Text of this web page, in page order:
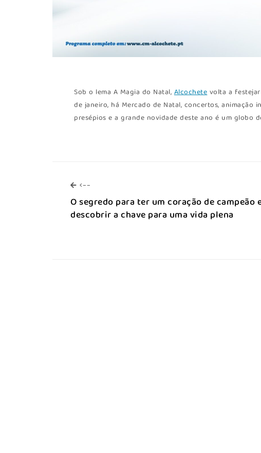
Sob o lema A Magia do Natal,Alcochetevolta a festejar
de janeiro, há Mercado de Natal, concertos, animação
presépios e a grande novidade deste ano é um
<--
O segredo para ter um coração de campeão
descobrir a chave para uma vida plena